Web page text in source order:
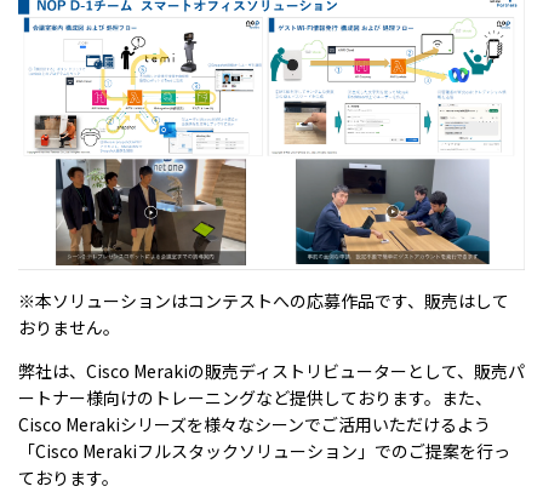
※本ソリューションはコンテストへの応募作品です、販売はして
おりません。
弊社は、Cisco Merakiの販売ディストリビューターとして、販売パ
ートナー様向けのトレーニングなど提供しております。また、
Cisco Merakiシリーズを様々なシーンでご活用いただけるよう
「Cisco Merakiフルスタックソリューション」でのご提案を行っ
ております。